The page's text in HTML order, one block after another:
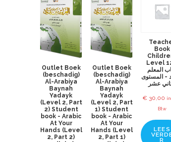
Outlet Boek
(beschadig)
Al-Arabiya
Baynah
Yadayk
(Level 2, Part
2) Student
book - Arabic
At Your
Hands (Level
2, Part 2)
Outlet Boek
(beschadig)
Al-Arabiya
Baynah
Yadayk
(Level 2, Part
1) Student
book - Arabic
At Your
Hands (Level
2, Part 1)
Book
Level
المعلم
- المستوى
عشر
€30,00
Btw
LEES
R